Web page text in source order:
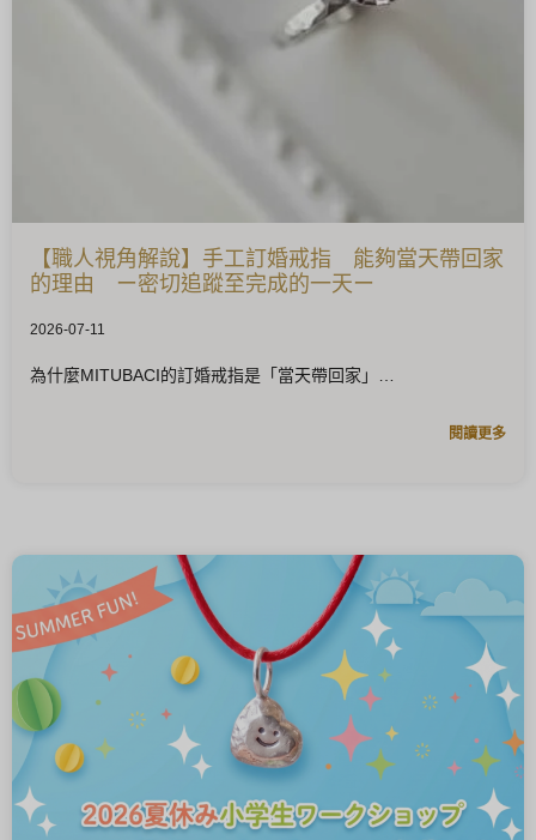
【職人視角解說】手工訂婚戒指 能夠當天帶回家
的理由 ー密切追蹤至完成的一天ー
2026-07-11
為什麼MITUBACI的訂婚戒指是「當天帶回家」
閱讀更多